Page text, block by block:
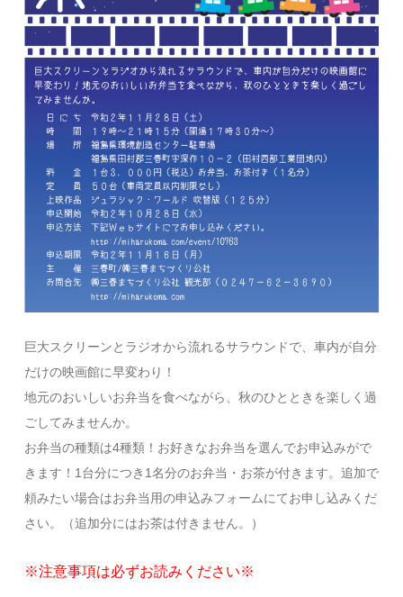
巨大スクリーンとラジオから流れるサラウンドで、車内が自分
だけの映画館に早変わり！
地元のおいしいお弁当を食べながら、秋のひとときを楽しく過
ごしてみませんか。
お弁当の種類は4種類！お好きなお弁当を選んでお申込みがで
きます！1台分につき1名分のお弁当・お茶が付きます。追加で
頼みたい場合はお弁当用の申込みフォームにてお申し込みくだ
さい。（追加分にはお茶は付きません。）
※注意事項は必ずお読みください※